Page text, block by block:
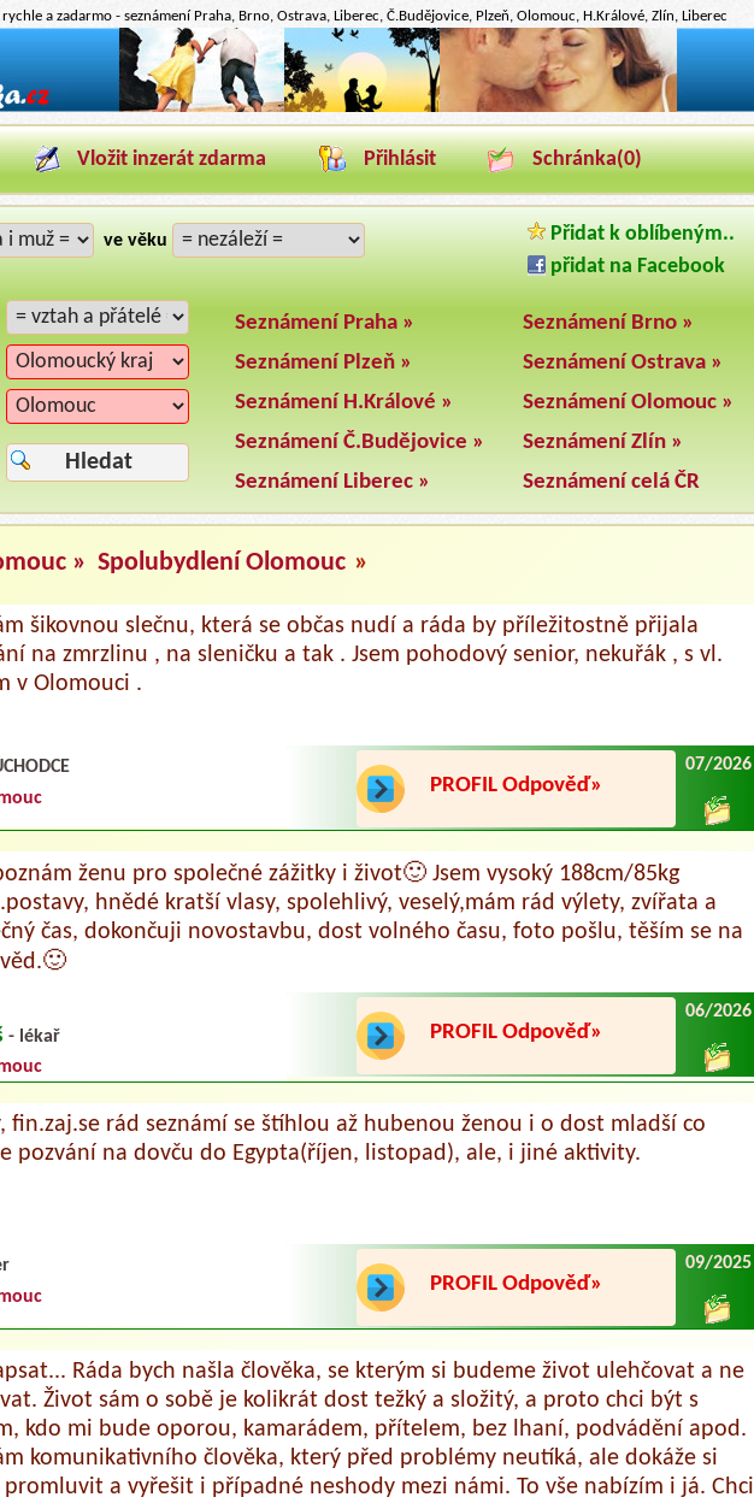
a zadarmo - seznámení Praha, Brno, Ostrava, Liberec, Č.Budějovice, Plzeň, Olomouc, H.Králové, Zlín, Liberec
Vložit inzerát zdarma Přihlásit Schránka(0)
ve věku
Přidat k oblíbeným..
přidat na Facebook
Hledat
Seznámení Praha »
Seznámení Plzeň »
Seznámení H.Králové »
Seznámení Č.Budějovice »
Seznámení Liberec »
Seznámení Brno »
Seznámení Ostrava »
Seznámení Olomouc »
Seznámení Zlín »
Seznámení celá ČR
» Spolubydlení Olomouc »
šikovnou slečnu, která se občas nudí a ráda by příležitostně přijala
na zmrzlinu , na sleničku a tak . Jsem pohodový senior, nekuřák , s vl.
v Olomouci .
PROFIL Odpověď»
07/2026
ženu pro společné zážitky i život🙂 Jsem vysoký 188cm/85kg
hnědé kratší vlasy, spolehlivý, veselý,mám rád výlety, zvířata a
čas, dokončuji novostavbu, dost volného času, foto pošlu, těším se na
- lékař
PROFIL Odpověď»
06/2026
fin.zaj.se rád seznámí se štíhlou až hubenou ženou i o dost mladší co
pozvání na dovču do Egypta(říjen, listopad), ale, i jiné aktivity.
PROFIL Odpověď»
09/2025
Ráda bych našla člověka, se kterým si budeme život ulehčovat a ne
Život sám o sobě je kolikrát dost težký a složitý, a proto chci být s
kdo mi bude oporou, kamarádem, přítelem, bez lhaní, podvádění apod.
komunikativního člověka, který před problémy neutíká, ale dokáže si
promluvit a vyřešit i případné neshody mezi námi. To vše nabízím i já. Chci